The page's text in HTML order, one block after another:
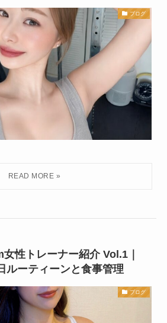
ブログ
性トレーナー紹介 Vol.1｜
ルーティーンと食事管理
ブログ